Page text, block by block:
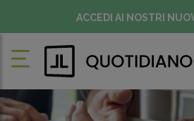
ACCEDI AI NOSTRI